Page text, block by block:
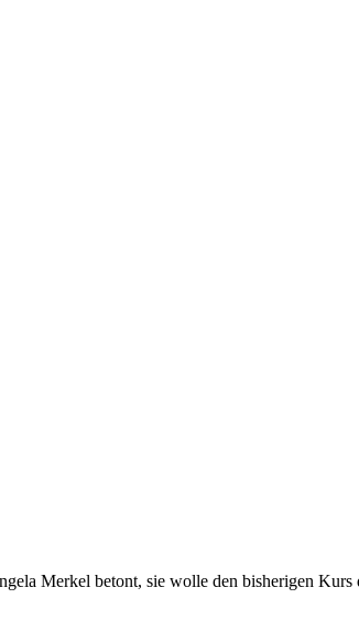
Merkel betont, sie wolle den bisherigen